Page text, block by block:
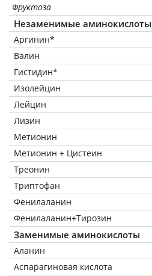
Фруктоза
Незаменимые аминокислоты
Аргинин*
Валин
Гистидин*
Изолейцин
Лейцин
Лизин
Метионин
Метионин + Цистеин
Треонин
Триптофан
Фенилаланин
Фенилаланин+Тирозин
Заменимые аминокислоты
Аланин
Аспарагиновая кислота